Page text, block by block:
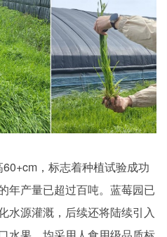
，标志着种植试验成功
年产量已超过百吨。蓝莓园已
水源灌溉，后续还将陆续引入